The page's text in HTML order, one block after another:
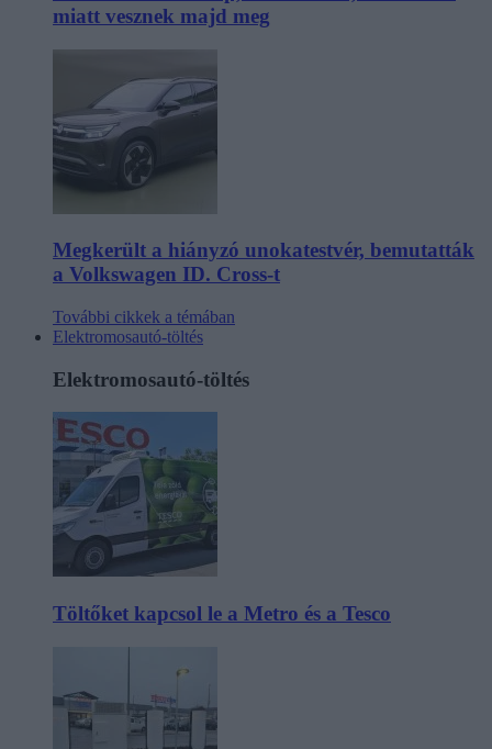
miatt vesznek majd meg
Megkerült a hiányzó unokatestvér, bemutatták
a Volkswagen ID. Cross-t
További cikkek a témában
Elektromosautó-töltés
Elektromosautó-töltés
Töltőket kapcsol le a Metro és a Tesco